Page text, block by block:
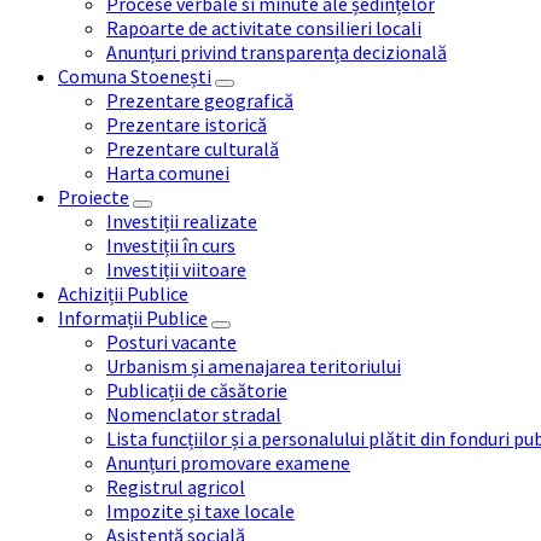
Rapoarte de activitate consilieri locali
Anunțuri privind transparența decizională
Comuna Stoenești
Prezentare geografică
Prezentare istorică
Prezentare culturală
Harta comunei
Proiecte
Investiții realizate
Investiții în curs
Investiții viitoare
Achiziții Publice
Informații Publice
Posturi vacante
Urbanism și amenajarea teritoriului
Publicații de căsătorie
Nomenclator stradal
Lista funcțiilor și a personalului plătit din fonduri
Anunțuri promovare examene
Registrul agricol
Impozite și taxe locale
Asistență socială